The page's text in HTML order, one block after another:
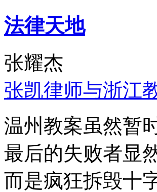
法律天地
张耀杰
张凯律师与浙江
温州教案虽然暂
最后的失败者显
而是疯狂拆毁十